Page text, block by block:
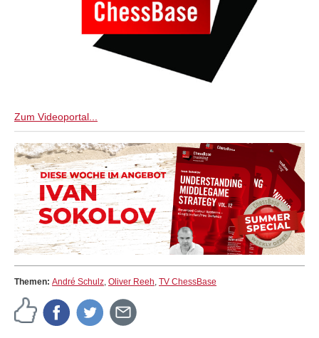
Zum Videoportal...
Themen: André Schulz, Oliver Reeh, TV ChessBase